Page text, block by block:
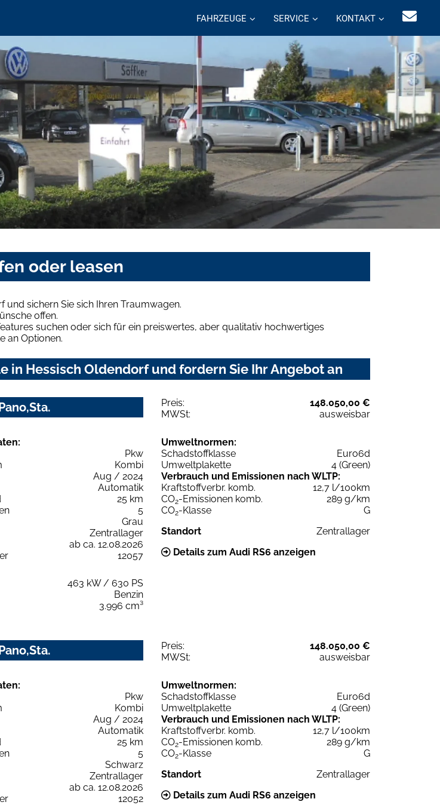
FAHRZEUGE SERVICE KONTAKT
oder leasen
und sichern Sie sich Ihren Traumwagen.
offen.
suchen oder sich für ein preiswertes, aber qualitativ hochwertiges
an Optionen.
in Hessisch Oldendorf und fordern Sie Ihr Angebot an
Preis:
148.050,00 €
MWSt:
ausweisbar
Pkw
Kombi
Aug / 2024
Automatik
25 km
5
Grau
Zentrallager
ab ca. 12.08.2026
12057
463 kW / 630 PS
Benzin
3.996 cm³
Umweltnormen:
Schadstoffklasse
Euro6d
Umweltplakette
4 (Green)
Verbrauch und Emissionen nach WLTP:
Kraftstoffverbr. komb.
12,7 l/100km
CO2-Emissionen komb.
289 g/km
CO2-Klasse
G
Standort
Zentrallager
Details zum Audi RS6 anzeigen
Preis:
148.050,00 €
MWSt:
ausweisbar
Pkw
Kombi
Aug / 2024
Automatik
25 km
5
Schwarz
Zentrallager
ab ca. 12.08.2026
12052
Umweltnormen:
Schadstoffklasse
Euro6d
Umweltplakette
4 (Green)
Verbrauch und Emissionen nach WLTP:
Kraftstoffverbr. komb.
12,7 l/100km
CO2-Emissionen komb.
289 g/km
CO2-Klasse
G
Standort
Zentrallager
Details zum Audi RS6 anzeigen